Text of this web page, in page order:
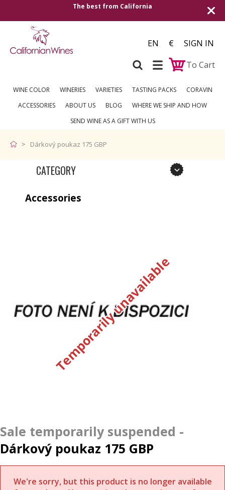
The best from California
EN €
SIGN IN
To Cart
WINE COLOR WINERIES VARIETIES TASTING PACKS
CORAVIN
ACCESSORIES
ABOUT US BLOG
WHERE WE SHIP AND HOW
SEND WINE AS A GIFT WITH US
Dárkový poukaz 175 GBP
CATEGORY
Accessories
Temporarily unavailable
Dárkový poukaz 175 GBP
We're sorry, but this product is no longer available